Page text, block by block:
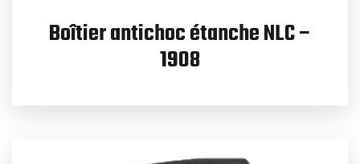
Boîtier antichoc étanche NLC –
1908